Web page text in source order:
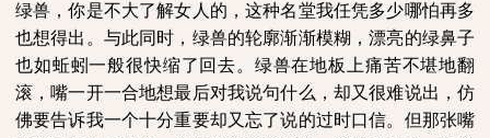
绿兽，你是不大了解女人的，这种名堂我任凭多少哪怕再多
也想得出。与此同时，绿兽的轮廓渐渐模糊，漂亮的绿鼻子
也如蚯蚓一般很快缩了回去。绿兽在地板上痛苦不堪地翻
滚，嘴一开一合地想最后对我说句什么，却又很难说出，仿
佛要告诉我一个十分重要却又忘了说的过时口信。但那张嘴